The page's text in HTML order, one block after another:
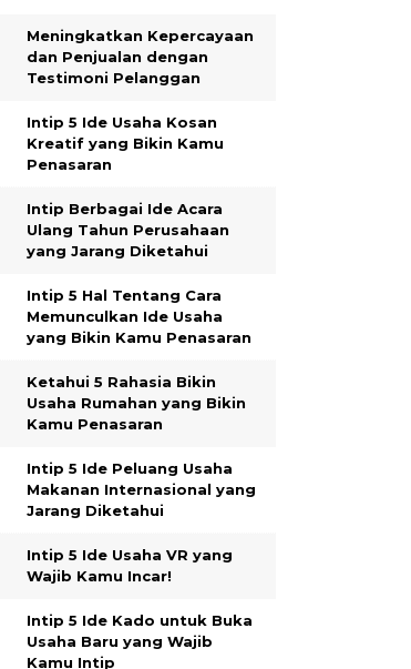
Meningkatkan Kepercayaan
dan Penjualan dengan
Testimoni Pelanggan
Intip 5 Ide Usaha Kosan
Kreatif yang Bikin Kamu
Penasaran
Intip Berbagai Ide Acara
Ulang Tahun Perusahaan
yang Jarang Diketahui
Intip 5 Hal Tentang Cara
Memunculkan Ide Usaha
yang Bikin Kamu Penasaran
Ketahui 5 Rahasia Bikin
Usaha Rumahan yang Bikin
Kamu Penasaran
Intip 5 Ide Peluang Usaha
Makanan Internasional yang
Jarang Diketahui
Intip 5 Ide Usaha VR yang
Wajib Kamu Incar!
Intip 5 Ide Kado untuk Buka
Usaha Baru yang Wajib
Kamu Intip